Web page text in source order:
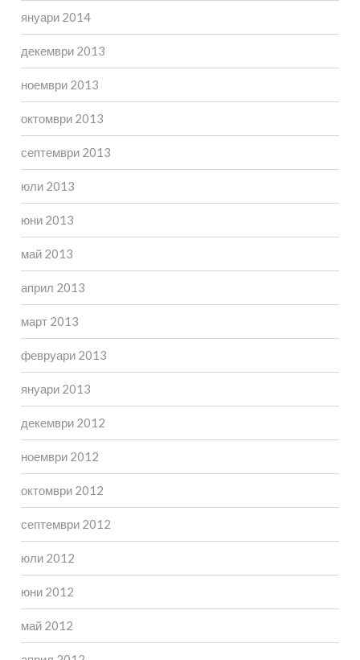
януари 2014
декември 2013
ноември 2013
октомври 2013
септември 2013
юли 2013
юни 2013
май 2013
април 2013
март 2013
февруари 2013
януари 2013
декември 2012
ноември 2012
октомври 2012
септември 2012
юли 2012
юни 2012
май 2012